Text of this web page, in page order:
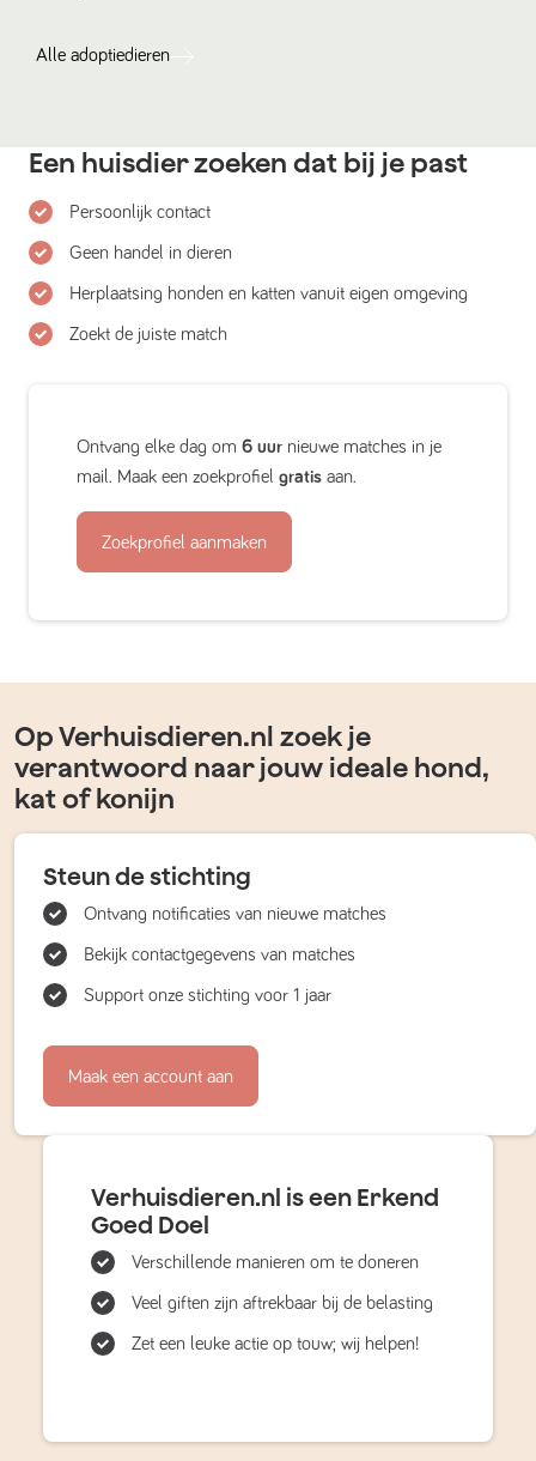
Alle adoptiedieren
Een huisdier zoeken dat bij je past
Persoonlijk contact
Geen handel in dieren
Herplaatsing honden en katten vanuit eigen omgeving
Zoekt de juiste match
Ontvang elke dag om 6 uur nieuwe matches in je
mail. Maak een zoekprofiel gratis aan.
Zoekprofiel aanmaken
Op Verhuisdieren.nl zoek je
verantwoord naar jouw ideale hond,
kat of konijn
Steun de stichting
Ontvang notificaties van nieuwe matches
Bekijk contactgegevens van matches
Support onze stichting voor 1 jaar
Maak een account aan
Verhuisdieren.nl is een Erkend
Goed Doel
Verschillende manieren om te doneren
Veel giften zijn aftrekbaar bij de belasting
Zet een leuke actie op touw; wij helpen!